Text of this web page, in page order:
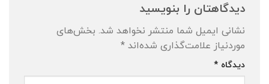
دیدگاهتان را بنویسید
نشانی ایمیل شما منتشر نخواهد شد. بخش‌های
موردنیاز علامت‌گذاری شده‌اند *
دیدگاه *